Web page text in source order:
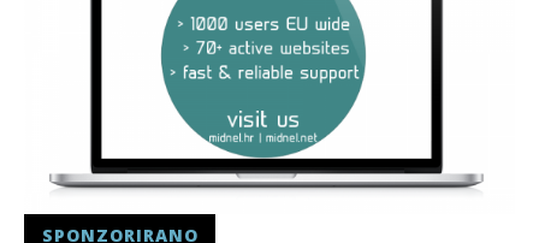
SPONZORIRANO